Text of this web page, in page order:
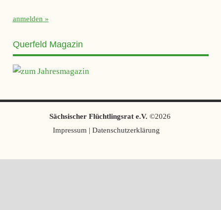
anmelden
Querfeld Magazin
Sächsischer Flüchtlingsrat e.V. ©2026
Impressum | Datenschutzerklärung